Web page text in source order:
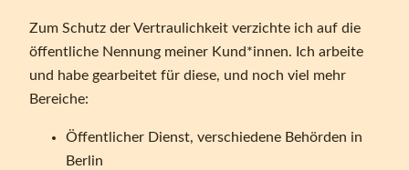
Zum Schutz der Vertraulichkeit verzichte ich auf die
öffentliche Nennung meiner Kund*innen. Ich arbeite
und habe gearbeitet für diese, und noch viel mehr
Bereiche:
Öffentlicher Dienst, verschiedene Behörden in
Berlin